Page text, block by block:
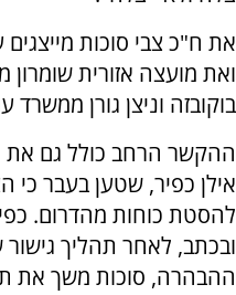
את ח"כ צבי סוכות
ואת מועצה אזורית שומרון
בוקובזה וניצן גורן ממשרד
ההקשר הרחב כולל גם את
אילן כפיר, שטען בעבר
להסטת כוחות מהדרום.
ובכתב, לאחר תהליך גישור
ההבהרה, סוכות משך את